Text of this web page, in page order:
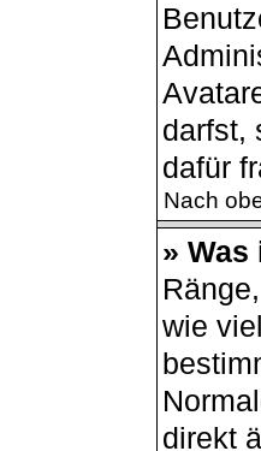
darfst,
dafür
Nach
»
wie
direkt